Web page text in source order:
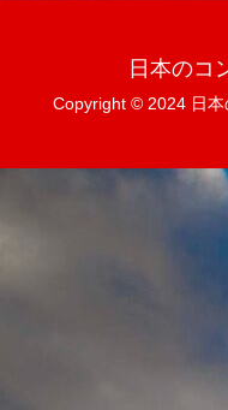
日本のコ
Copyright © 2024 日本